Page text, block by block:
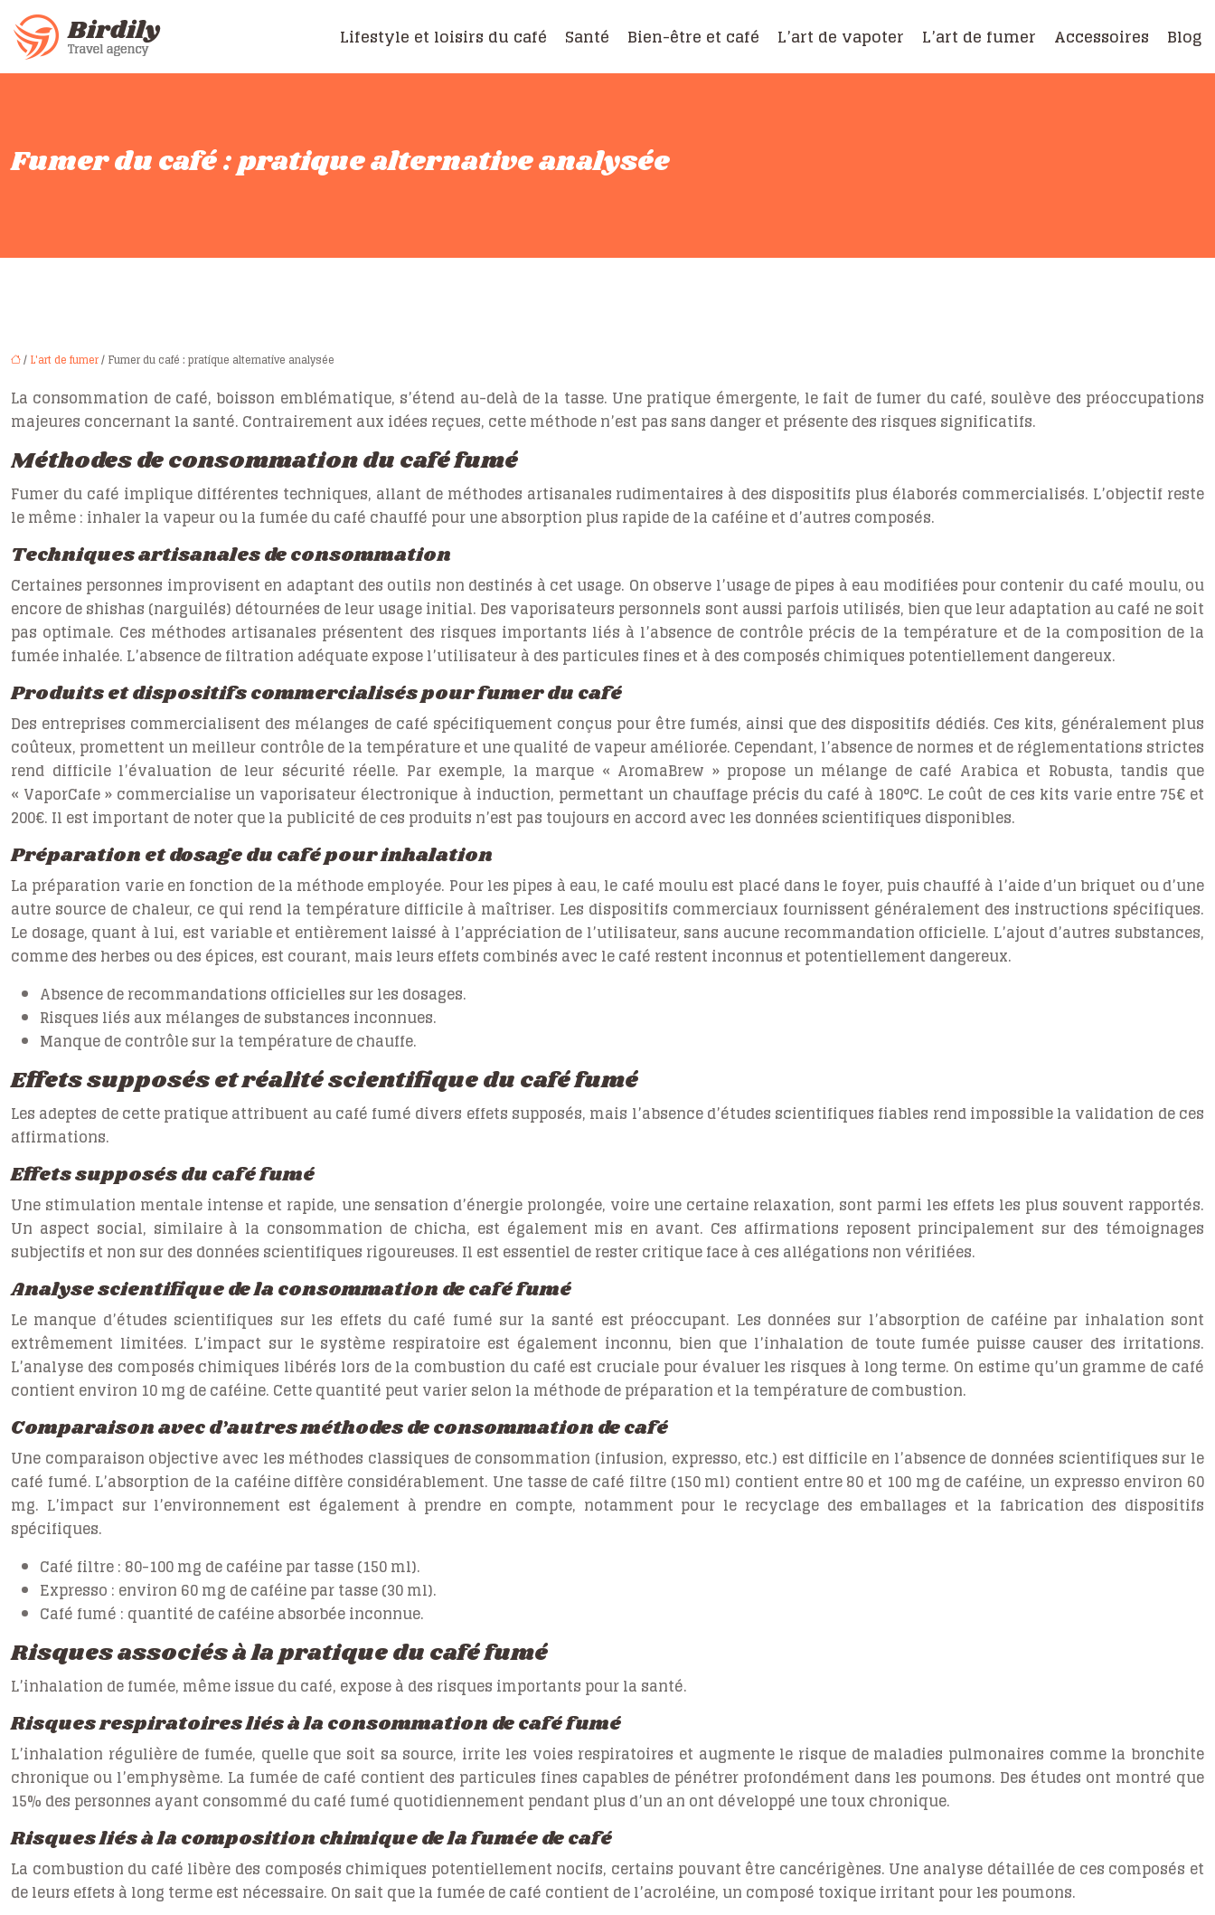
Lifestyle et loisirs du café Santé Bien-être et café L’art de vapoter L’art de fumer Accessoires Blog
Fumer du café : pratique alternative analysée
/ L'art de fumer/ Fumer du café : pratique alternative analysée
La consommation de café, boisson emblématique, s’étend au-delà de la tasse. Une pratique émergente, le fait de fumer du café, soulève des préoccupations
majeures concernant la santé. Contrairement aux idées reçues, cette méthode n’est pas sans danger et présente des risques significatifs.
Méthodes de consommation du café fumé
Fumer du café implique différentes techniques, allant de méthodes artisanales rudimentaires à des dispositifs plus élaborés commercialisés. L’objectif reste
le même : inhaler la vapeur ou la fumée du café chauffé pour une absorption plus rapide de la caféine et d’autres composés.
Techniques artisanales de consommation
Certaines personnes improvisent en adaptant des outils non destinés à cet usage. On observe l’usage de pipes à eau modifiées pour contenir du café moulu, ou
encore de shishas (narguilés) détournées de leur usage initial. Des vaporisateurs personnels sont aussi parfois utilisés, bien que leur adaptation au café ne soit
pas optimale. Ces méthodes artisanales présentent des risques importants liés à l’absence de contrôle précis de la température et de la composition de la
fumée inhalée. L’absence de filtration adéquate expose l’utilisateur à des particules fines et à des composés chimiques potentiellement dangereux.
Produits et dispositifs commercialisés pour fumer du café
Des entreprises commercialisent des mélanges de café spécifiquement conçus pour être fumés, ainsi que des dispositifs dédiés. Ces kits, généralement plus
coûteux, promettent un meilleur contrôle de la température et une qualité de vapeur améliorée. Cependant, l’absence de normes et de réglementations strictes
rend difficile l’évaluation de leur sécurité réelle. Par exemple, la marque « AromaBrew » propose un mélange de café Arabica et Robusta, tandis que
« VaporCafe » commercialise un vaporisateur électronique à induction, permettant un chauffage précis du café à 180°C. Le coût de ces kits varie entre 75€ et
200€. Il est important de noter que la publicité de ces produits n’est pas toujours en accord avec les données scientifiques disponibles.
Préparation et dosage du café pour inhalation
La préparation varie en fonction de la méthode employée. Pour les pipes à eau, le café moulu est placé dans le foyer, puis chauffé à l’aide d’un briquet ou d’une
autre source de chaleur, ce qui rend la température difficile à maîtriser. Les dispositifs commerciaux fournissent généralement des instructions spécifiques.
Le dosage, quant à lui, est variable et entièrement laissé à l’appréciation de l’utilisateur, sans aucune recommandation officielle. L’ajout d’autres substances,
comme des herbes ou des épices, est courant, mais leurs effets combinés avec le café restent inconnus et potentiellement dangereux.
Absence de recommandations officielles sur les dosages.
Risques liés aux mélanges de substances inconnues.
Manque de contrôle sur la température de chauffe.
Effets supposés et réalité scientifique du café fumé
Les adeptes de cette pratique attribuent au café fumé divers effets supposés, mais l’absence d’études scientifiques fiables rend impossible la validation de ces
affirmations.
Effets supposés du café fumé
Une stimulation mentale intense et rapide, une sensation d’énergie prolongée, voire une certaine relaxation, sont parmi les effets les plus souvent rapportés.
Un aspect social, similaire à la consommation de chicha, est également mis en avant. Ces affirmations reposent principalement sur des témoignages
subjectifs et non sur des données scientifiques rigoureuses. Il est essentiel de rester critique face à ces allégations non vérifiées.
Analyse scientifique de la consommation de café fumé
Le manque d’études scientifiques sur les effets du café fumé sur la santé est préoccupant. Les données sur l’absorption de caféine par inhalation sont
extrêmement limitées. L’impact sur le système respiratoire est également inconnu, bien que l’inhalation de toute fumée puisse causer des irritations.
L’analyse des composés chimiques libérés lors de la combustion du café est cruciale pour évaluer les risques à long terme. On estime qu’un gramme de café
contient environ 10 mg de caféine. Cette quantité peut varier selon la méthode de préparation et la température de combustion.
Comparaison avec d’autres méthodes de consommation de café
Une comparaison objective avec les méthodes classiques de consommation (infusion, expresso, etc.) est difficile en l’absence de données scientifiques sur le
café fumé. L’absorption de la caféine diffère considérablement. Une tasse de café filtre (150 ml) contient entre 80 et 100 mg de caféine, un expresso environ 60
mg. L’impact sur l’environnement est également à prendre en compte, notamment pour le recyclage des emballages et la fabrication des dispositifs
spécifiques.
Café filtre : 80-100 mg de caféine par tasse (150 ml).
Expresso : environ 60 mg de caféine par tasse (30 ml).
Café fumé : quantité de caféine absorbée inconnue.
Risques associés à la pratique du café fumé
L’inhalation de fumée, même issue du café, expose à des risques importants pour la santé.
Risques respiratoires liés à la consommation de café fumé
L’inhalation régulière de fumée, quelle que soit sa source, irrite les voies respiratoires et augmente le risque de maladies pulmonaires comme la bronchite
chronique ou l’emphysème. La fumée de café contient des particules fines capables de pénétrer profondément dans les poumons. Des études ont montré que
15% des personnes ayant consommé du café fumé quotidiennement pendant plus d’un an ont développé une toux chronique.
Risques liés à la composition chimique de la fumée de café
La combustion du café libère des composés chimiques potentiellement nocifs, certains pouvant être cancérigènes. Une analyse détaillée de ces composés et
de leurs effets à long terme est nécessaire. On sait que la fumée de café contient de l’acroléine, un composé toxique irritant pour les poumons.